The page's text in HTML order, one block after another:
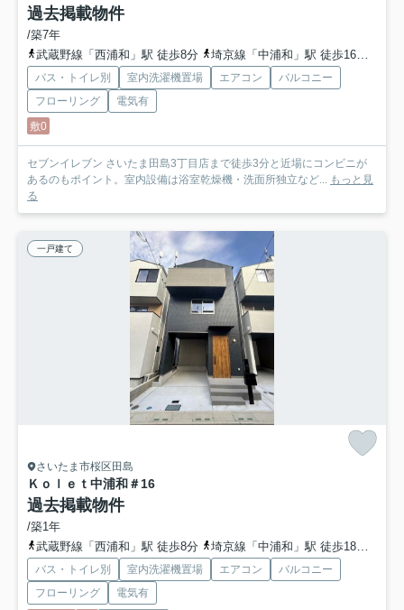
過去掲載物件
/築7年
武蔵野線「西浦和」駅 徒歩8分
埼京線「中浦和」駅 徒歩16分
バス・トイレ別 室内洗濯機置場 エアコン
バルコニー
フローリング
電気有
敷0
セブンイレブン さいたま田島3丁目店まで徒歩3分と近場にコンビニが
あるのもポイント。室内設備は浴室乾燥機・洗面所独立など...
もっと見
る
一戸建て
さいたま市桜区田島
Ｋｏｌｅｔ中浦和＃16
過去掲載物件
/築1年
武蔵野線「西浦和」駅 徒歩8分
埼京線「中浦和」駅 徒歩18分
バス・トイレ別 室内洗濯機置場 エアコン
バルコニー
フローリング
電気有